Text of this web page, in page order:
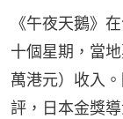
《午夜天鵝》
十個星期，當
萬港元）收入
評，日本金獎